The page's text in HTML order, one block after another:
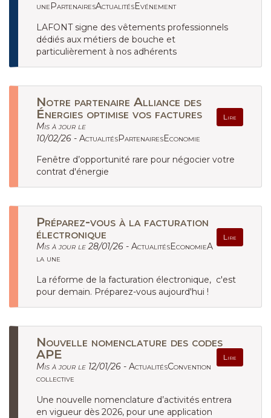
unePartenairesActualitésEvénement
LAFONT signe des vêtements professionnels
dédiés aux métiers de bouche et
particulièrement à nos adhérents
Notre partenaire Alliance des
Énergies optimise vos factures
Lire
Mis à jour le
10/02/26 - ActualitésPartenairesEconomie
Fenêtre d’opportunité rare pour négocier votre
contrat d'énergie
Préparez-vous à la facturation
électronique
Lire
Mis à jour le 28/01/26 - ActualitésEconomieA
la une
La réforme de la facturation électronique, c'est
pour demain. Préparez-vous aujourd'hui !
Nouvelle nomenclature des codes
APE
Lire
Mis à jour le 12/01/26 - ActualitésConvention
collective
Une nouvelle nomenclature d’activités entrera
en vigueur dès 2026, pour une application